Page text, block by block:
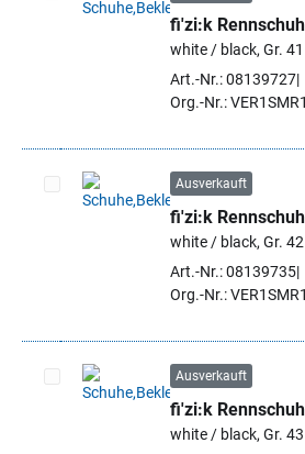
Artikel auswählen
fi'zi:k
white / black, Gr. 41
Art.-Nr.: 08139727
Org.-Nr.:
Artikel auswählen
Ausverkauft
fi'zi:k
white / black, Gr. 42
Art.-Nr.: 08139735
Org.-Nr.:
Artikel auswählen
Ausverkauft
fi'zi:k
white / black, Gr. 43